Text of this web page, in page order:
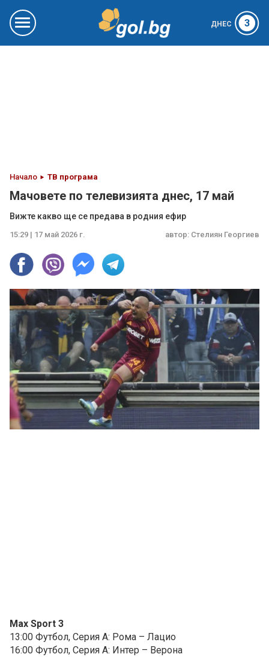
ДНЕС 3
Начало ТВ програма
Мачовете по телевизията днес, 17 май
Вижте какво ще се предава в родния ефир
15:29 | 17 май 2026 г. автор: Стелиян Георгиев
Max Sport 3
13:00 Футбол, Серия А: Рома – Лацио
16:00 Футбол, Серия А: Интер – Верона